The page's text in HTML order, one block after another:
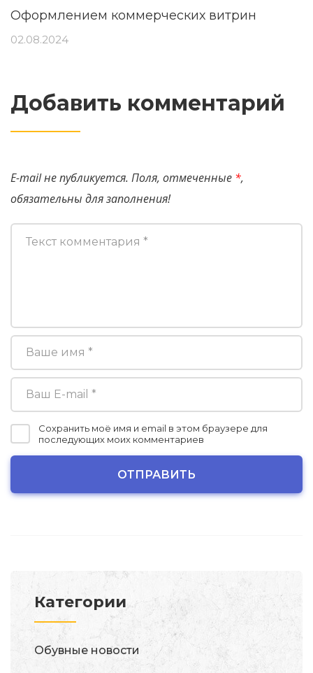
Оформлением коммерческих витрин
02.08.2024
Добавить комментарий
E-mail не публикуется. Поля, отмеченные *,
обязательны для заполнения!
Сохранить моё имя и email в этом браузере для
последующих моих комментариев
Категории
Обувные новости